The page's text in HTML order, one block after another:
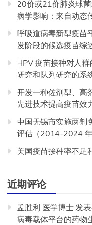
20价或21价肺炎球
病学影响：来自动态
呼吸道病毒新型疫苗
发阶段的候选疫苗综
HPV 疫苗接种对人
研究和队列研究的系
开发一种佐剂型、高
先进技术提高疫苗效
中国无锡市实施两剂
评估（2014-2024 年
美国疫苗接种率不足
近期评论
孟胜利 医学博士 发
病毒载体平台的药物